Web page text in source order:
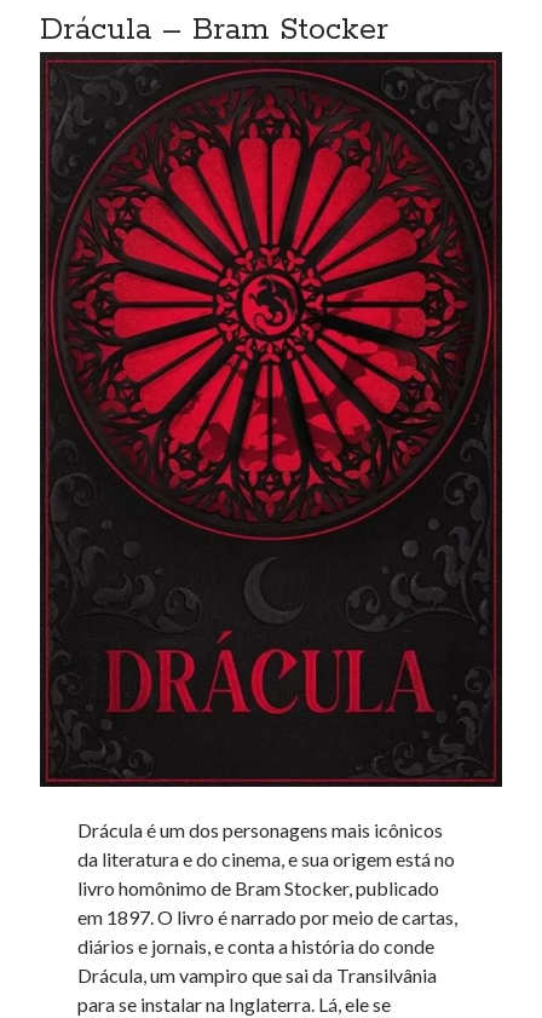
Drácula – Bram Stocker
Drácula é um dos personagens mais icônicos
da literatura e do cinema, e sua origem está no
livro homônimo de Bram Stocker, publicado
em 1897. O livro é narrado por meio de cartas,
diários e jornais, e conta a história do conde
Drácula, um vampiro que sai da Transilvânia
para se instalar na Inglaterra. Lá, ele se